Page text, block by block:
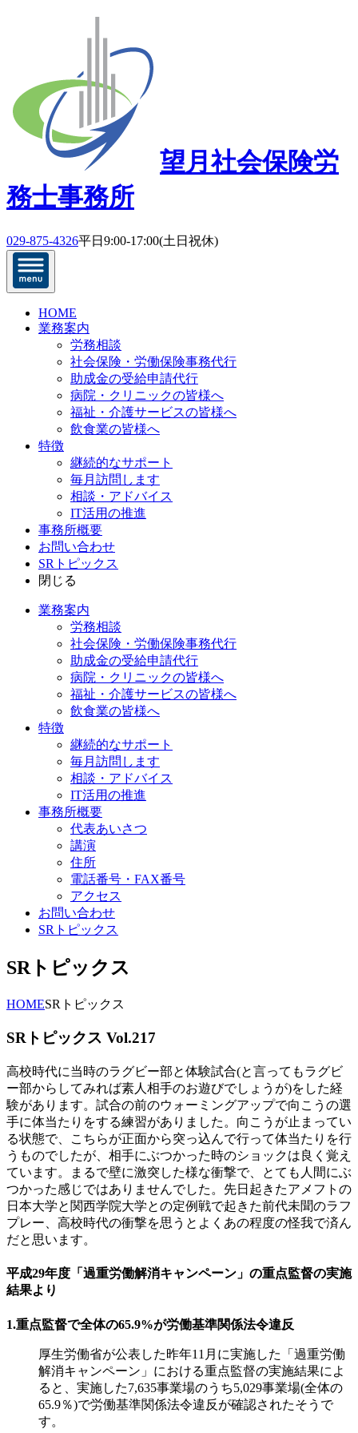
望月社会保険労
務士事務所
029-875-4326平日9:00-17:00(土日祝休)
HOME
業務案内
労務相談
社会保険・労働保険事務代行
助成金の受給申請代行
病院・クリニックの皆様へ
福祉・介護サービスの皆様へ
飲食業の皆様へ
特徴
継続的なサポート
毎月訪問します
相談・アドバイス
IT活用の推進
事務所概要
お問い合わせ
SRトピックス
閉じる
業務案内
労務相談
社会保険・労働保険事務代行
助成金の受給申請代行
病院・クリニックの皆様へ
福祉・介護サービスの皆様へ
飲食業の皆様へ
特徴
継続的なサポート
毎月訪問します
相談・アドバイス
IT活用の推進
事務所概要
代表あいさつ
講演
住所
電話番号・FAX番号
アクセス
お問い合わせ
SRトピックス
SRトピックス
HOMESRトピックス
SRトピックス Vol.217
高校時代に当時のラグビー部と体験試合(と言ってもラグビ
ー部からしてみれば素人相手のお遊びでしょうが)をした経
験があります。試合の前のウォーミングアップで向こうの選
手に体当たりをする練習がありました。向こうが止まってい
る状態で、こちらが正面から突っ込んで行って体当たりを行
うものでしたが、相手にぶつかった時のショックは良く覚え
ています。まるで壁に激突した様な衝撃で、とても人間にぶ
つかった感じではありませんでした。先日起きたアメフトの
日本大学と関西学院大学との定例戦で起きた前代未聞のラフ
プレー、高校時代の衝撃を思うとよくあの程度の怪我で済ん
だと思います。
平成29年度「過重労働解消キャンペーン」の重点監督の実施
結果より
1.重点監督で全体の65.9%が労働基準関係法令違反
厚生労働省が公表した昨年11月に実施した「過重労働
解消キャンペーン」における重点監督の実施結果によ
ると、実施した7,635事業場のうち5,029事業場(全体の
65.9％)で労働基準関係法令違反が確認されたそうで
す。